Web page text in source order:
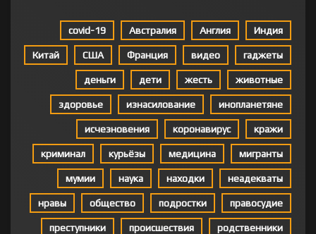
covid-19 Австралия Англия Индия
Китай США Франция видео гаджеты
деньги дети жесть животные
здоровье изнасилование инопланетяне
исчезновения коронавирус кражи
криминал курьёзы медицина мигранты
мумии наука находки неадекваты
нравы общество подростки правосудие
преступники происшествия родственники